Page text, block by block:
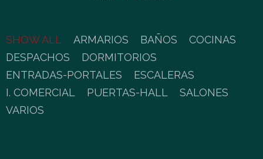
SHOW ALL ARMARIOS BAÑOS
COCINAS
DESPACHOS
DORMITORIOS
ENTRADAS-PORTALES
ESCALERAS
I. COMERCIAL
PUERTAS-HALL
SALONES
VARIOS